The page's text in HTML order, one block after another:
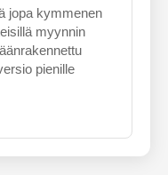
jopa kymmenen
myynnin
pienille